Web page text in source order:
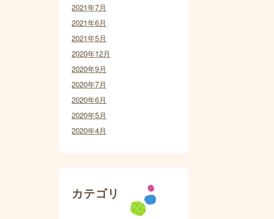
2021年7月
2021年6月
2021年5月
2020年12月
2020年9月
2020年7月
2020年6月
2020年5月
2020年4月
カテゴリ